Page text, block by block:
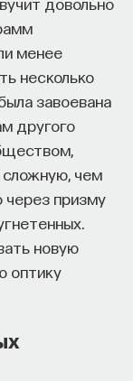
менее
несколько
завоевана
другого
сложную, чем
призму
новую
оптику
этой
полезно
оно
есть либо
—
прошлое
пришел,
может